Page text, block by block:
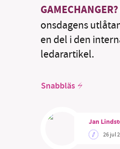
GAMECHANGER?
onsdagens
en del i den
ledarartikel.
Snabbläs
Jan
26 jul